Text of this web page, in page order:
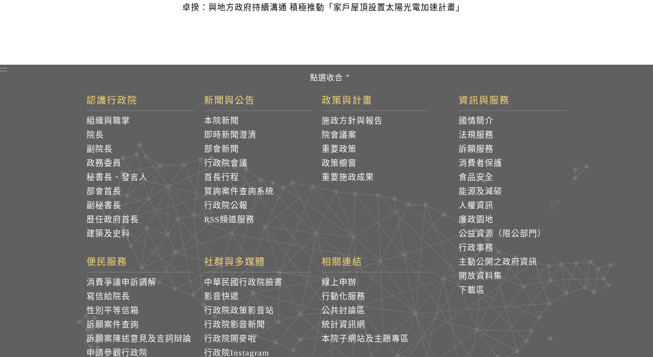
卓揆：與地方政府持續溝通 積極推動「家戶屋頂設置太陽光電加速計畫」
:::
認識行政院
組織與職掌
院長
副院長
政務委員
秘書長、發言人
部會首長
副秘書長
歷任政府首長
建築及史料
新聞與公告
本院新聞
即時新聞澄清
部會新聞
行政院會議
首長行程
質詢案件查詢系統
行政院公報
RSS頻道服務
政策與計畫
施政方針與報告
院會議案
重要政策
政策櫥窗
重要施政成果
資訊與服務
國情簡介
法規服務
訴願服務
消費者保護
食品安全
能源及減碳
人權資訊
廉政園地
公益資源（限公部門）
行政事務
主動公開之政府資訊
開放資料集
下載區
便民服務
消費爭議申訴調解
寫信給院長
性別平等信箱
訴願案件查詢
訴願案陳述意見及言詞辯論
申請參觀行政院
社群與多媒體
中華民國行政院臉書
影音快遞
行政院政策影音站
行政院影音新聞
行政院開麥啦
行政院Instagram
相關連結
線上申辦
行動化服務
公共討論區
統計資訊網
本院子網站及主題專區